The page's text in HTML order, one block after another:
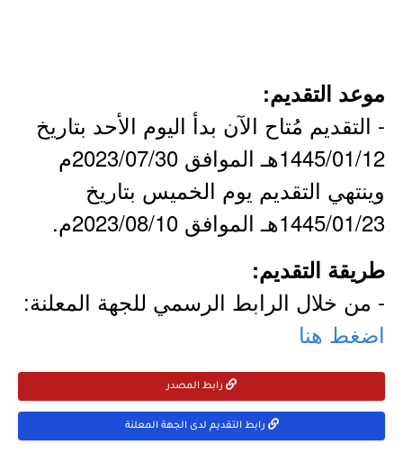
موعد التقديم:
- التقديم مُتاح الآن بدأ اليوم الأحد بتاريخ
1445/01/12هـ الموافق 2023/07/30م
وينتهي التقديم يوم الخميس بتاريخ
1445/01/23هـ الموافق 2023/08/10م.
طريقة التقديم:
- من خلال الرابط الرسمي للجهة المعلنة:
اضغط هنا
رابط المصدر
رابط التقديم لدى الجهة المعلنة